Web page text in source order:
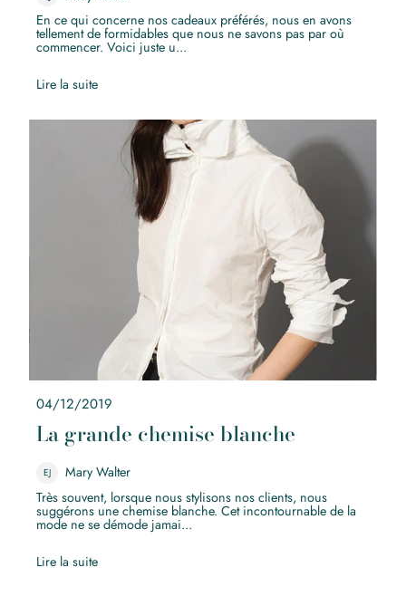
En ce qui concerne nos cadeaux préférés, nous en avons
tellement de formidables que nous ne savons pas par où
commencer. Voici juste u...
Lire la suite
La grande chemise blanche
04/12/2019
La grande chemise blanche
EJ
Mary Walter
Très souvent, lorsque nous stylisons nos clients, nous
suggérons une chemise blanche. Cet incontournable de la
mode ne se démode jamai...
Lire la suite